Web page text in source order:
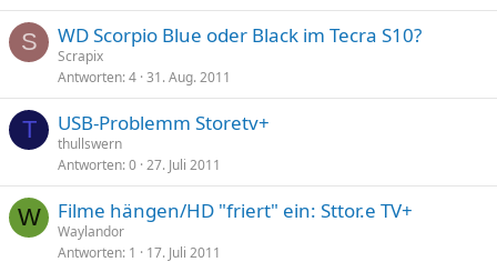
S WD Scorpio Blue oder Black im Tecra S10?
Scrapix
Antworten 4 31. Aug. 2011
T USB-Problemm Storetv+
thullswern
Antworten 0 27. Juli 2011
W Filme hängen/HD "friert" ein: Sttor.e TV+
Waylandor
Antworten 1 17. Juli 2011